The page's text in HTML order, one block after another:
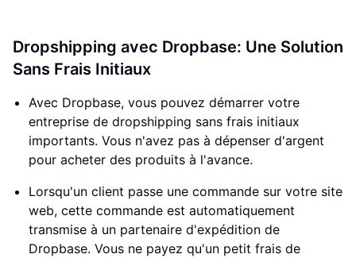
Dropshipping avec Dropbase: Une Solution
Sans Frais Initiaux
Avec Dropbase, vous pouvez démarrer votre
entreprise de dropshipping sans frais initiaux
importants. Vous n'avez pas à dépenser d'argent
pour acheter des produits à l'avance.
Lorsqu'un client passe une commande sur votre site
web, cette commande est automatiquement
transmise à un partenaire d'expédition de
Dropbase. Vous ne payez qu'un petit frais de